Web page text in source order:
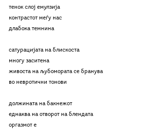
тенок слој емулзија
контрастот меѓу нас
длабока темнина
сатурацијата на блискоста
многу заситена
живоста на љубомората се бранува
во невротични тонови
должината на бакнежот
еднаква на отворот на блендата
оргазмот е